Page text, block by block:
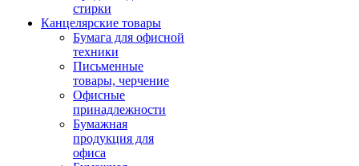
стирки
Канцелярские товары
Бумага для офисной
техники
Письменные
товары, черчение
Офисные
принадлежности
Бумажная
продукция для
офиса